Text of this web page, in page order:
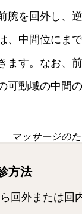
腕を回外し、
、中間位にま
ます。なお、
可動域の中間の
マッサージの
方法
回外または回